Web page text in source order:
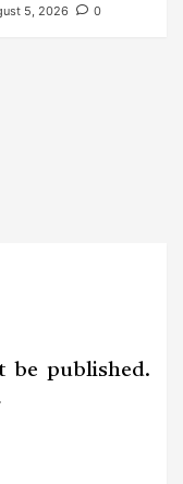
5, 2026
0
be published.